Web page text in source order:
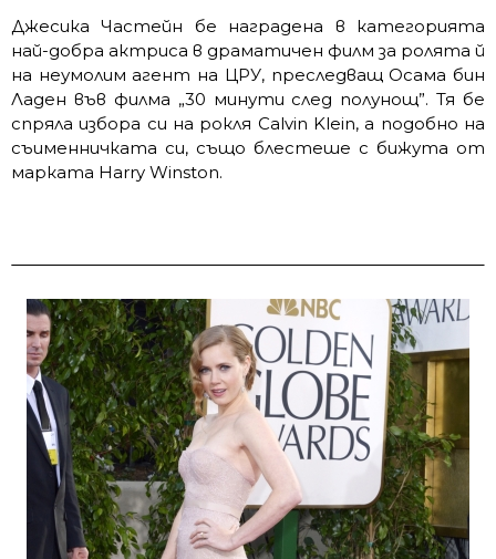
Джесика Частейн бе наградена в категорията
най-добра актриса в драматичен филм за ролята й
на неумолим агент на ЦРУ, преследващ Осама бин
Ладен във филма „30 минути след полунощ”. Тя бе
спряла избора си на рокля Calvin Klein, а подобно на
съименничката си, също блестеше с бижута от
марката Harry Winston.